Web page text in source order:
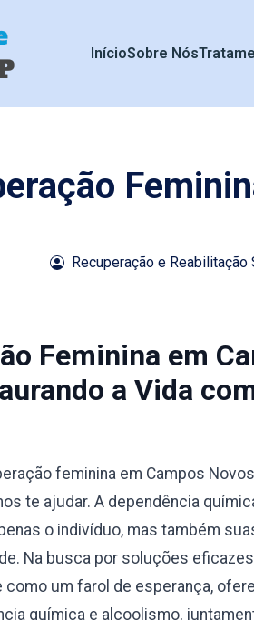
InícioSobre Nós
Recuperação e Reabilitação
Feminina em
a Vida
feminina em Campos
te ajudar. A dependência
o indivíduo, mas também
Na busca por soluções
como um farol de esperança,
química e alcoolismo,